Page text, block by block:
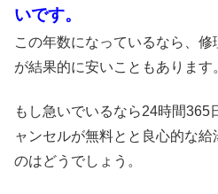
いです。
この年数になっているなら、修
が結果的に安いこともあります
もし急いでいるなら24時間365
ャンセルが無料とと良心的な
のはどうでしょう。